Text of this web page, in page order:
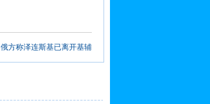
俄方称泽连斯基已离开基辅